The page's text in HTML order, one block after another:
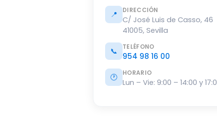
📍 DIRECCIÓN
C/ José Luis de Casso, 46
41005, Sevilla
📞 TELÉFONO
954 98 16 00
🕐 HORARIO
Lun – Vie: 9:00 – 14:00 y